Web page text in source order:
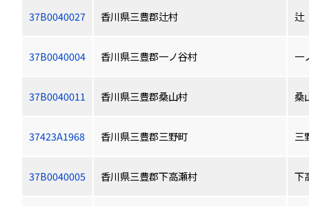
37B0040027 香川県三豊郡辻村 辻
37B0040004 香川県三豊郡一ノ谷村 一
37B0040011 香川県三豊郡桑山村 桑
37423A1968 香川県三豊郡三野町 三
37B0040005 香川県三豊郡下高瀬村 下